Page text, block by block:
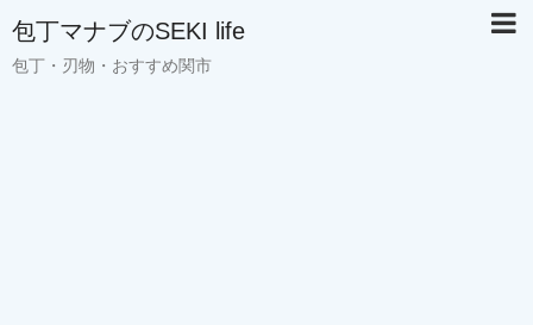
包丁マナブのSEKI life
包丁・刃物・おすすめ関市